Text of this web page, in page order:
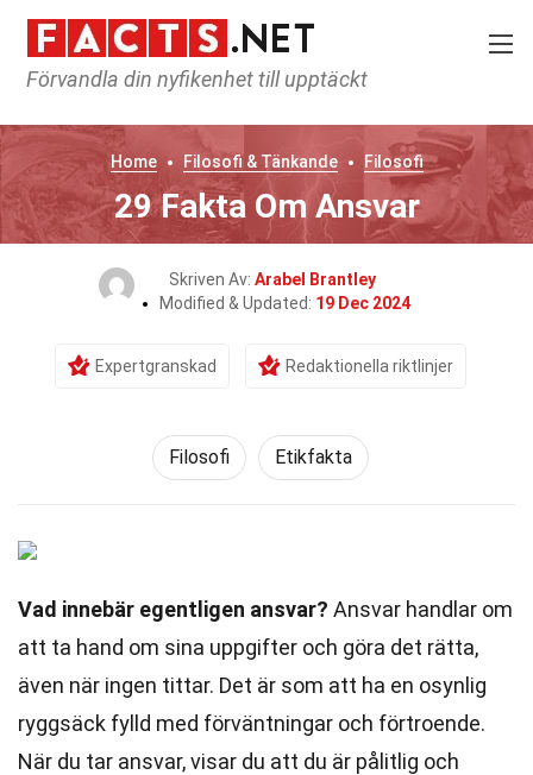
Förvandla din nyfikenhet till upptäckt
Home Filosofi & Tänkande Filosofi
29 Fakta Om Ansvar
Skriven Av: Arabel Brantley
Modified & Updated: 19 Dec 2024
Expertgranskad Redaktionella riktlinjer
Filosofi Etikfakta
Vad innebär egentligen ansvar? Ansvar handlar om
att ta hand om sina uppgifter och göra det rätta,
även när ingen tittar. Det är som att ha en osynlig
ryggsäck fylld med förväntningar och förtroende.
När du tar ansvar, visar du att du är pålitlig och